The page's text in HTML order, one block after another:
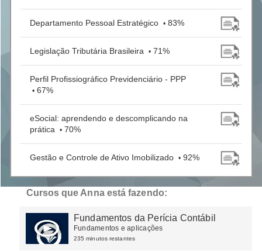
Departamento Pessoal Estratégico • 83%
Legislação Tributária Brasileira • 71%
Perfil Profissiográfico Previdenciário - PPP
• 67%
eSocial: aprendendo e descomplicando na
prática
• 70%
Gestão e Controle de Ativo Imobilizado • 92%
Cursos que Anna está fazendo:
Fundamentos da Perícia Contábil
Fundamentos e aplicações
235 minutos restantes